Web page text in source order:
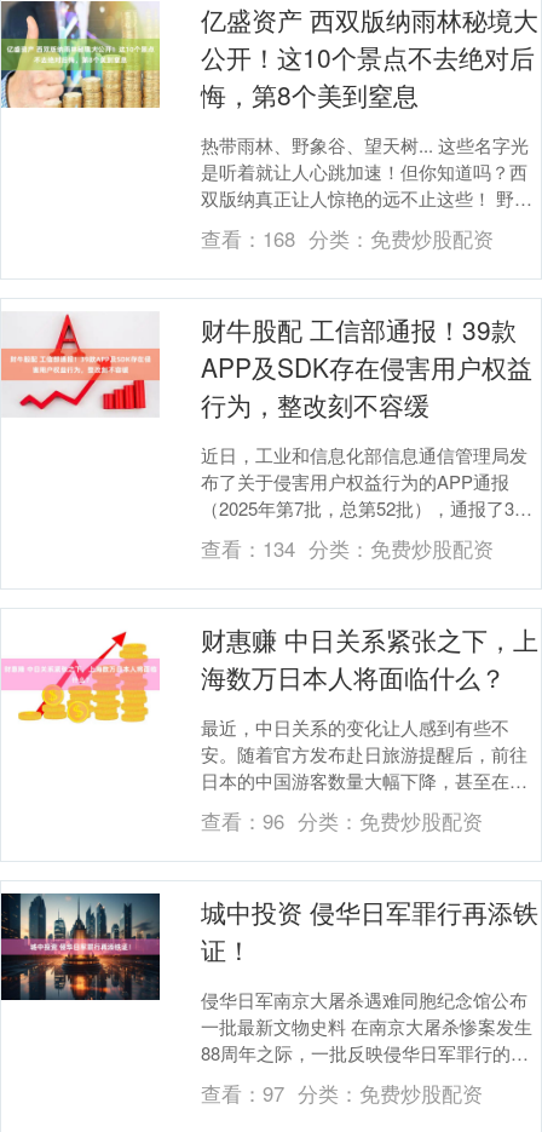
亿盛资产 西双版纳雨林秘境大
公开！这10个景点不去绝对后
悔，第8个美到窒息
热带雨林、野象谷、望天树... 这些名字光
是听着就让人心跳加速！但你知道吗？西
双版纳真正让人惊艳的远不止这些！ 野象
谷不只是看大象 你以为野象谷就是看几头
大象表....
查看： 168 分类： 免费炒股配资
财牛股配 工信部通报！39款
APP及SDK存在侵害用户权益
行为，整改刻不容缓
近日，工业和信息化部信息通信管理局发
布了关于侵害用户权益行为的APP通报
（2025年第7批，总第52批），通报了39
款APP及SDK存在侵害用户权益行为。 根
据....
查看： 134 分类： 免费炒股配资
财惠赚 中日关系紧张之下，上
海数万日本人将面临什么？
最近，中日关系的变化让人感到有些不
安。随着官方发布赴日旅游提醒后，前往
日本的中国游客数量大幅下降，甚至在日
本的华人也纷纷选择回国。而在上海这座
城市，拥有大量的日....
查看：96 分类： 免费炒股配资
城中投资 侵华日军罪行再添铁
证！
侵华日军南京大屠杀遇难同胞纪念馆公布
一批最新文物史料 在南京大屠杀惨案发生
88周年之际，一批反映侵华日军罪行的文
物史料入藏侵华日军南京大屠杀遇难同胞
纪念馆。 1....
查看：97 分类： 免费炒股配资